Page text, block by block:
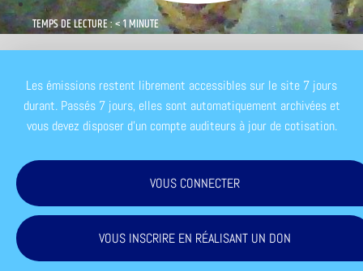
TEMPS DE LECTURE : < 1 MINUTE
Les émissions restent librement accessibles sur le site 7 jours
durant. Passés 7 jours, elles sont automatiquement archivées et
vous devez disposer d'un compte auditeurs à jour de cotisation.
VOUS CONNECTER
VOUS INSCRIRE EN RÉALISANT UN DON